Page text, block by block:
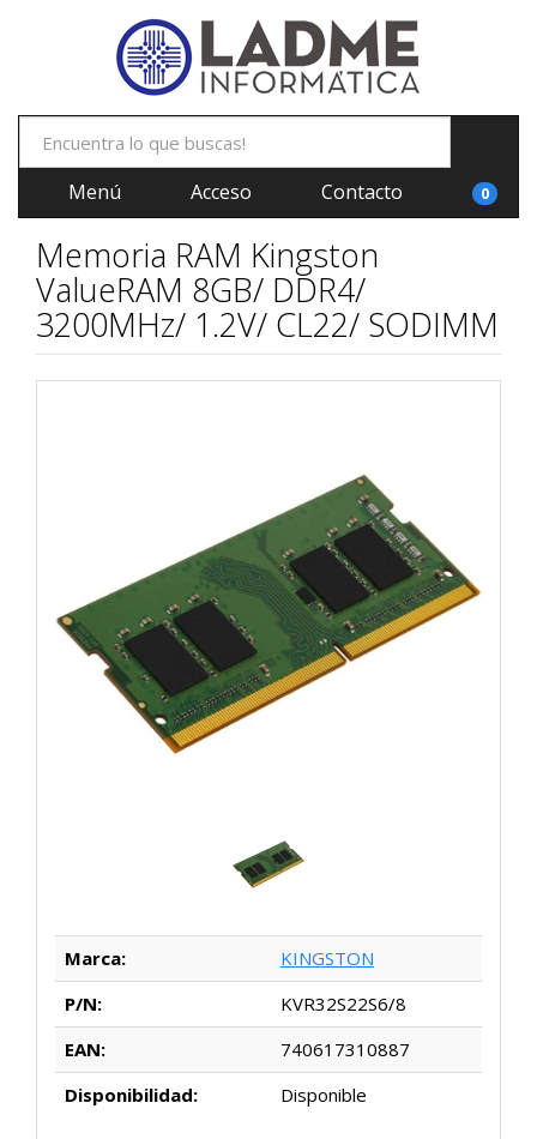
Menú Acceso Contacto 0
Memoria RAM Kingston
ValueRAM 8GB/ DDR4/
3200MHz/ 1.2V/ CL22/ SODIMM
Marca:
KINGSTON
P/N:
KVR32S22S6/8
EAN:
740617310887
Disponibilidad:
Disponible